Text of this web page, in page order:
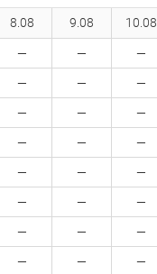
8.08 9.08 10.08